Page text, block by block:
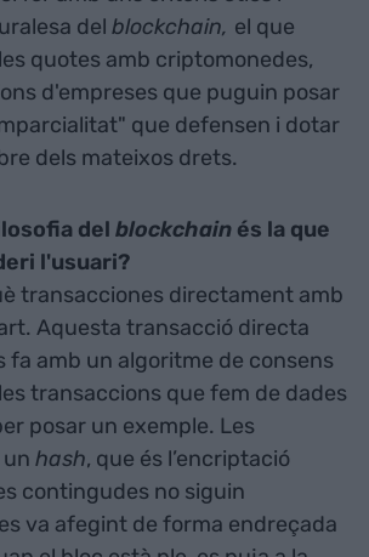
del blockchain, el que
quotes amb criptomonedes,
d'empreses que puguin posar
que defensen i dotar
dels mateixos drets.
del blockchain és la que
l'usuari?
transacciones directament amb
Aquesta transacció directa
fa amb un algoritme de consens
transaccions que fem de dades
posar un exemple. Les
hash, que és l’encriptació
contingudes no siguin
va afegint de forma endreçada